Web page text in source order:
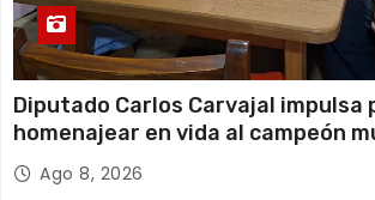
Diputado Carlos Carvajal impulsa
homenajear en vida al campeón
Choque
Ago 8, 2026